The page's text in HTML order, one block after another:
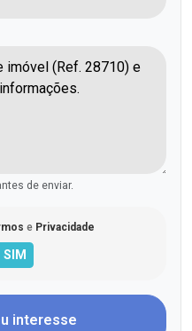
de enviar.
e Privacidade
interesse